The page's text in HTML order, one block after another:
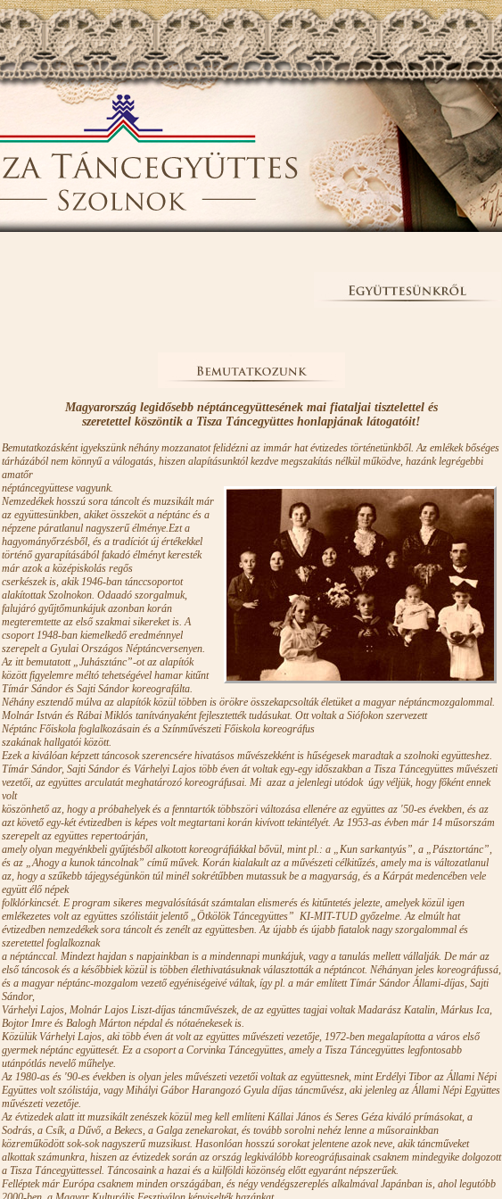
Magyarország legidősebb néptáncegyüttesének mai fiataljai tisztelettel és
szeretettel köszöntik a Tisza Táncegyüttes honlapjának látogatóit!
Bemutatkozásként igyekszünk néhány mozzanatot felidézni az immár hat évtizedes történetünkből. Az emlékek bőséges
tárházából nem könnyű a válogatás, hiszen alapításunktól kezdve megszakítás nélkül működve, hazánk legrégebbi
amatőr
néptáncegyüttese vagyunk.
Nemzedékek hosszú sora táncolt és muzsikált már
az együttesünkben, akiket összeköt a néptánc és a
népzene páratlanul nagyszerű élménye.Ezt a
hagyományőrzésből, és a tradíciót új értékekkel
történő gyarapításából fakadó élményt keresték
már azok a középiskolás regős
cserkészek is, akik 1946-ban tánccsoportot
alakítottak Szolnokon. Odaadó szorgalmuk,
falujáró gyűjtőmunkájuk azonban korán
megteremtette az első szakmai sikereket is. A
csoport 1948-ban kiemelkedő eredménnyel
szerepelt a Gyulai Országos Néptáncversenyen.
Az itt bemutatott „Juhásztánc”-ot az alapítók
között figyelemre méltó tehetségével hamar kitűnt
Tímár Sándor és Sajti Sándor koreografálta.
Néhány esztendő múlva az alapítók közül többen is örökre összekapcsolták életüket a magyar néptáncmozgalommal.
Molnár István és Rábai Miklós tanítványaként fejlesztették tudásukat. Ott voltak a Siófokon szervezett
Néptánc Főiskola foglalkozásain és a Színművészeti Főiskola koreográfus
szakának hallgatói között.
Ezek a kiválóan képzett táncosok szerencsére hivatásos művészekként is hűségesek maradtak a szolnoki együtteshez.
Tímár Sándor, Sajti Sándor és Várhelyi Lajos több éven át voltak egy-egy időszakban a Tisza Táncegyüttes művészeti
vezetői, az együttes arculatát meghatározó koreográfusai. Mi azaz a jelenlegi utódok úgy véljük, hogy főként ennek
volt
köszönhető az, hogy a próbahelyek és a fenntartók többszöri változása ellenére az együttes az '50-es években, és az
azt követő egy-két évtizedben is képes volt megtartani korán kivívott tekintélyét. Az 1953-as évben már 14 műsorszám
szerepelt az együttes repertoárján,
amely olyan megyénkbeli gyűjtésből alkotott koreográfiákkal bővül, mint pl.: a „Kun sarkantyús”, a „Pásztortánc”,
és az „Ahogy a kunok táncolnak” című művek. Korán kialakult az a művészeti célkitűzés, amely ma is változatlanul
az, hogy a szűkebb tájegységünkön túl minél sokrétűbben mutassuk be a magyarság, és a Kárpát medencében vele
együtt élő népek
folklórkincsét. E program sikeres megvalósítását számtalan elismerés és kitűntetés jelezte, amelyek közül igen
emlékezetes volt az együttes szólistáit jelentő „Ötkölök Táncegyüttes” KI-MIT-TUD győzelme. Az elmúlt hat
évtizedben nemzedékek sora táncolt és zenélt az együttesben. Az újabb és újabb fiatalok nagy szorgalommal és
szeretettel foglalkoznak
a néptánccal. Mindezt hajdan s napjainkban is a mindennapi munkájuk, vagy a tanulás mellett vállalják. De már az
első táncosok és a későbbiek közül is többen élethivatásuknak választották a néptáncot. Néhányan jeles koreográfussá,
és a magyar néptánc-mozgalom vezető egyéniségeivé váltak, így pl. a már említett Tímár Sándor Állami-díjas, Sajti
Sándor,
Várhelyi Lajos, Molnár Lajos Liszt-díjas táncművészek, de az együttes tagjai voltak Madarász Katalin, Márkus Ica,
Bojtor Imre és Balogh Márton népdal és nótaénekesek is.
Közülük Várhelyi Lajos, aki több éven át volt az együttes művészeti vezetője, 1972-ben megalapította a város első
gyermek néptánc együttesét. Ez a csoport a Corvinka Táncegyüttes, amely a Tisza Táncegyüttes legfontosabb
utánpótlás nevelő műhelye.
Az 1980-as és '90-es években is olyan jeles művészeti vezetői voltak az együttesnek, mint Erdélyi Tibor az Állami Népi
Együttes volt szólistája, vagy Mihályi Gábor Harangozó Gyula díjas táncművész, aki jelenleg az Állami Népi Együttes
művészeti vezetője.
Az évtizedek alatt itt muzsikált zenészek közül meg kell említeni Kállai János és Seres Géza kiváló prímásokat, a
Sodrás, a Csík, a Dűvő, a Bekecs, a Galga zenekarokat, és tovább sorolni nehéz lenne a műsorainkban
közreműködött sok-sok nagyszerű muzsikust. Hasonlóan hosszú sorokat jelentene azok neve, akik táncműveket
alkottak számunkra, hiszen az évtizedek során az ország legkiválóbb koreográfusainak csaknem mindegyike dolgozott
a Tisza Táncegyüttessel. Táncosaink a hazai és a külföldi közönség előtt egyaránt népszerűek.
Felléptek már Európa csaknem minden országában, és négy vendégszereplés alkalmával Japánban is, ahol legutóbb